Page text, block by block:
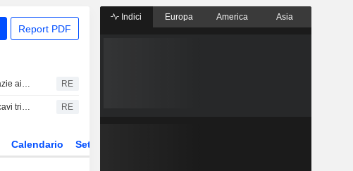
Report PDF
Le azioni Ralph Lauren balzano grazie ai consumatori in Asia e Nord America che trainano i ricavi oltre le attese RE
Ralph Lauren supera le stime sui ricavi trimestrali RE
Calendario Settore
Indici Europa America Asia